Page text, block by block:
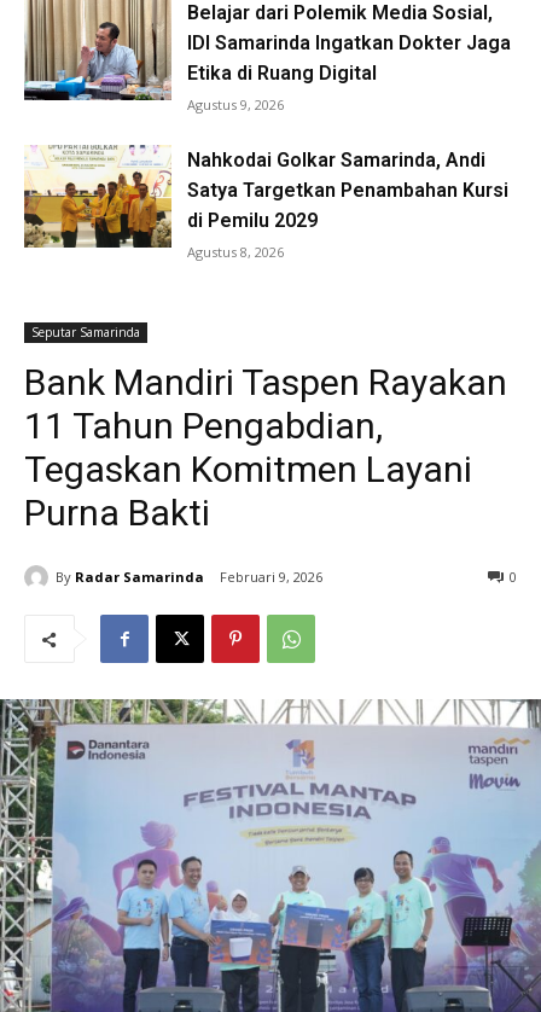
Belajar dari Polemik Media Sosial,
IDI Samarinda Ingatkan Dokter Jaga
Etika di Ruang Digital
Agustus 9, 2026
Nahkodai Golkar Samarinda, Andi
Satya Targetkan Penambahan Kursi
di Pemilu 2029
Agustus 8, 2026